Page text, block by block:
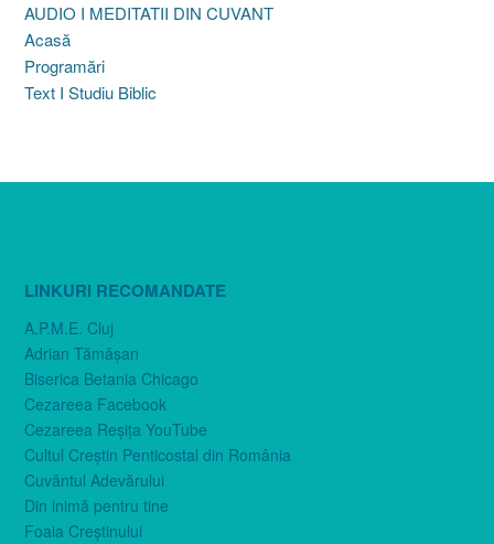
AUDIO I MEDITATII DIN CUVANT
Acasă
Programări
Text I Studiu Biblic
LINKURI RECOMANDATE
A.P.M.E. Cluj
Adrian Tămăşan
Biserica Betania Chicago
Cezareea Facebook
Cezareea Reşiţa YouTube
Cultul Creştin Penticostal din România
Cuvântul Adevărului
Din inimă pentru tine
Foaia Creştinului